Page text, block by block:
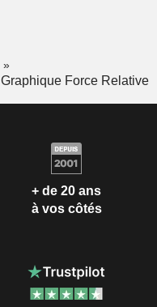
Graphique Force Relative
+ de 20 ans
à vos côtés